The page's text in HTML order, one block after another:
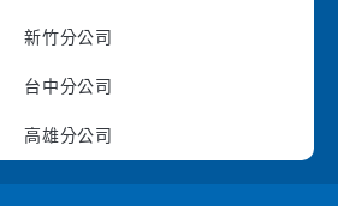
新竹分公司
台中分公司
高雄分公司